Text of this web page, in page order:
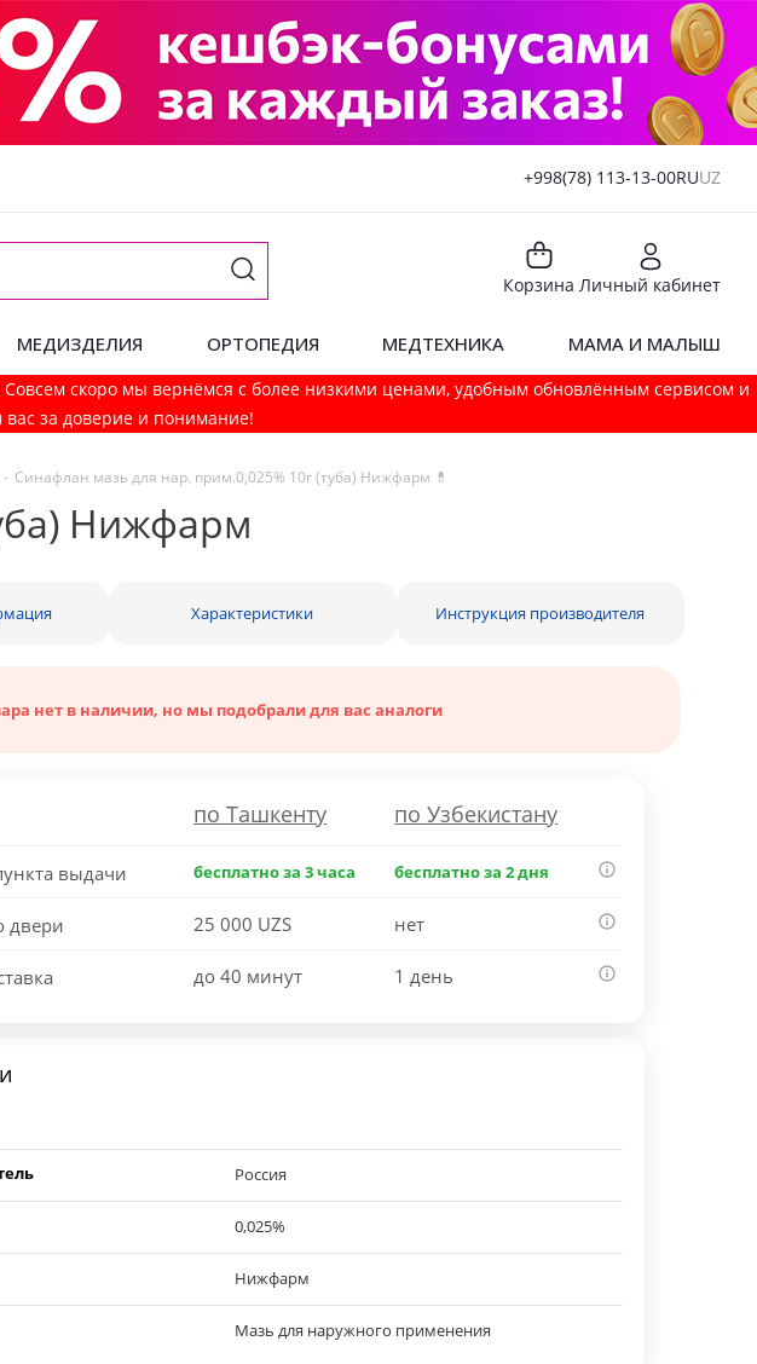
+998(78) 113-13-00RUUZ
Корзина Личный кабинет
МЕДИЗДЕЛИЯ ОРТОПЕДИЯ МЕДТЕХНИКА МАМА И МАЛЫШ
скоро мы вернёмся с более низкими ценами, удобным обновлённым сервисом и
вас за доверие и понимание!
- Синафлан мазь для нар. прим.0,025% 10г (туба) Нижфарм 💊
Нижфарм
Характеристики Инструкция производителя
нет в наличии, но мы подобрали для вас аналоги
по Ташкенту по Узбекистану
выдачи бесплатно за 3 часа бесплатно за 2 дня
двери 25 000 UZS нет
до 40 минут 1 день
Россия
0,025%
Нижфарм
Мазь для наружного применения